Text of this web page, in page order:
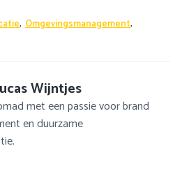
, Omgevingsmanagement,
Wijntjes
met een passie voor brand
en duurzame